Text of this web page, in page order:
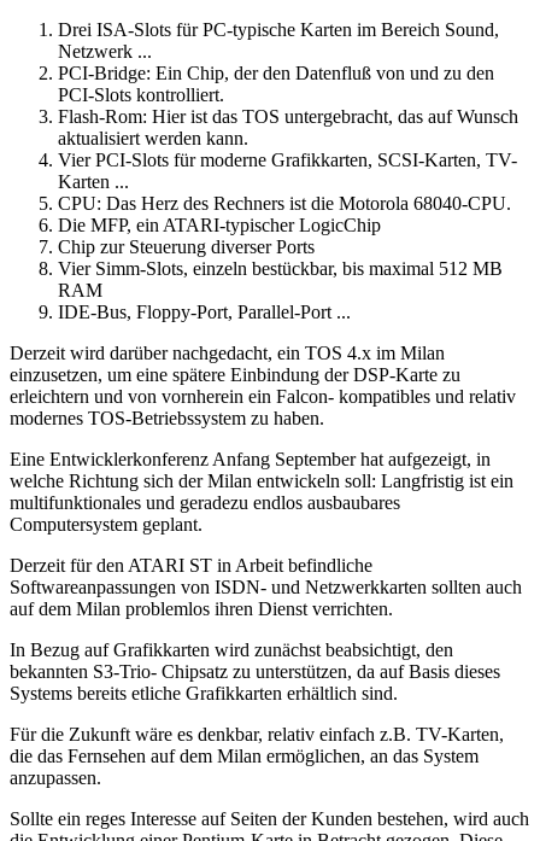
Drei ISA-Slots für PC-typische Karten im Bereich Sound,
Netzwerk ...
PCI-Bridge: Ein Chip, der den Datenfluß von und zu den
PCI-Slots kontrolliert.
Flash-Rom: Hier ist das TOS untergebracht, das auf Wunsch
aktualisiert werden kann.
Vier PCI-Slots für moderne Grafikkarten, SCSI-Karten, TV-
Karten ...
CPU: Das Herz des Rechners ist die Motorola 68040-CPU.
Die MFP, ein ATARI-typischer LogicChip
Chip zur Steuerung diverser Ports
Vier Simm-Slots, einzeln bestückbar, bis maximal 512 MB
RAM
IDE-Bus, Floppy-Port, Parallel-Port ...
Derzeit wird darüber nachgedacht, ein TOS 4.x im Milan
einzusetzen, um eine spätere Einbindung der DSP-Karte zu
erleichtern und von vornherein ein Falcon- kompatibles und relativ
modernes TOS-Betriebssystem zu haben.
Eine Entwicklerkonferenz Anfang September hat aufgezeigt, in
welche Richtung sich der Milan entwickeln soll: Langfristig ist ein
multifunktionales und geradezu endlos ausbaubares
Computersystem geplant.
Derzeit für den ATARI ST in Arbeit befindliche
Softwareanpassungen von ISDN- und Netzwerkkarten sollten auch
auf dem Milan problemlos ihren Dienst verrichten.
In Bezug auf Grafikkarten wird zunächst beabsichtigt, den
bekannten S3-Trio- Chipsatz zu unterstützen, da auf Basis dieses
Systems bereits etliche Grafikkarten erhältlich sind.
Für die Zukunft wäre es denkbar, relativ einfach z.B. TV-Karten,
die das Fernsehen auf dem Milan ermöglichen, an das System
anzupassen.
Sollte ein reges Interesse auf Seiten der Kunden bestehen, wird auch